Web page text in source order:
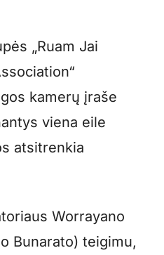
„Ruam Jai
kamerų įraše
viena eile
atsitrenkia
Worrayano
Bunarato) teigimu,